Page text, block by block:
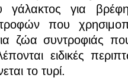
γάλακτος για
που
ζώα συντροφιάς που
ειδικές
το τυρί.